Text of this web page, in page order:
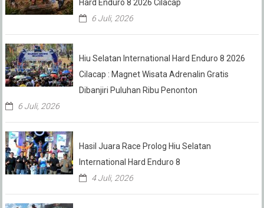
Hard Enduro 8 2026 Cilacap
6 Juli, 2026
Hiu Selatan International Hard Enduro 8 2026
Cilacap : Magnet Wisata Adrenalin Gratis
Dibanjiri Puluhan Ribu Penonton
6 Juli, 2026
Hasil Juara Race Prolog Hiu Selatan
International Hard Enduro 8
4 Juli, 2026